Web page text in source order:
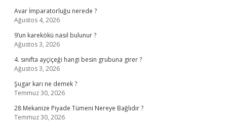
Avar İmparatorluğu nerede ?
Ağustos 4, 2026
9’un karekökü nasıl bulunur ?
Ağustos 3, 2026
4. sınıfta ayçiçeği hangi besin grubuna girer ?
Ağustos 3, 2026
Şugar karı ne demek ?
Temmuz 30, 2026
28 Mekanize Piyade Tümeni Nereye Bağlıdır ?
Temmuz 30, 2026